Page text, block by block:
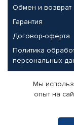
Обмен и возврат
Гарантия
Договор-оферта
Политика
персональных
Партнерам
Корпоративным
Поставщикам
Мы
опыт на